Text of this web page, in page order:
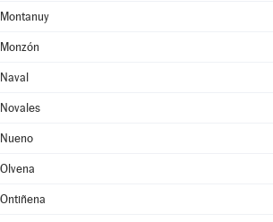
Montanuy
Monzón
Naval
Novales
Nueno
Olvena
Ontiñena